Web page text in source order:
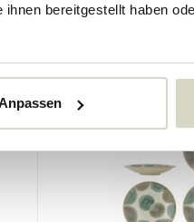
bereitgestellt haben
Inkl. MwSt.